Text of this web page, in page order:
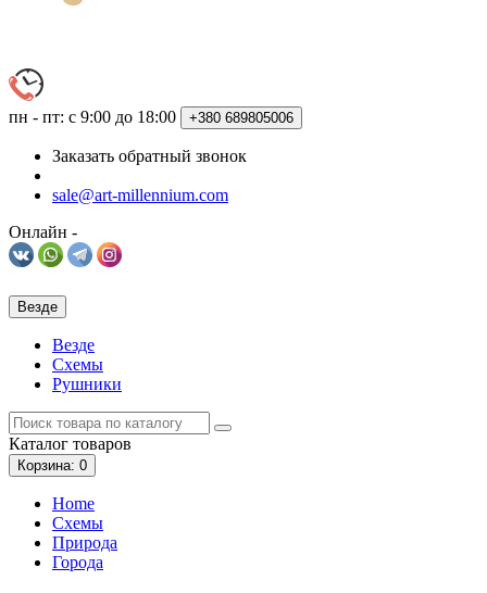
пн - пт: с 9:00 до 18:00 +380 689805006
Заказать обратный звонок
sale@art-millennium.com
Онлайн -
Везде
Везде
Схемы
Рушники
Каталог товаров
Корзина: 0
Home
Схемы
Природа
Города